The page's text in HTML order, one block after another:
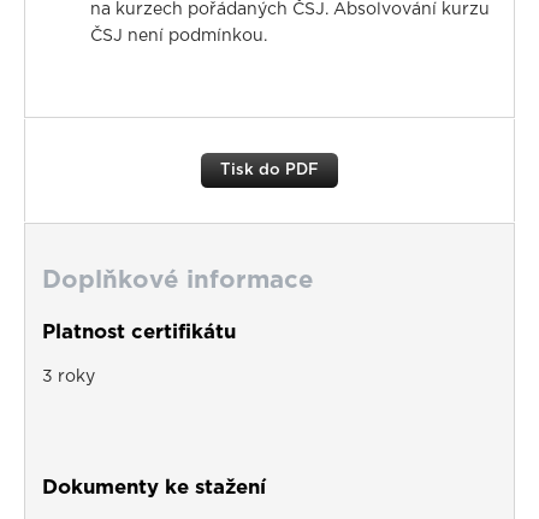
na kurzech pořádaných ČSJ. Absolvování kurzu
ČSJ není podmínkou.
Tisk do PDF
Doplňkové informace
Platnost certifikátu
3 roky
Dokumenty ke stažení